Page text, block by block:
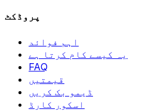
پروڈکٹ
اہم فوائد
یہ کیسے کام کرتا ہے
FAQ
قیمتیں
ڈیمو بک کریں
اسکور کارڈ